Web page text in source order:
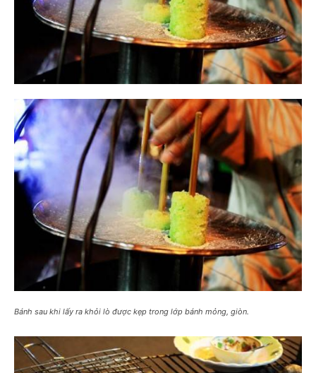
Bánh sau khi lấy ra khỏi lò được kẹp trong lớp bánh mỏng, giòn.